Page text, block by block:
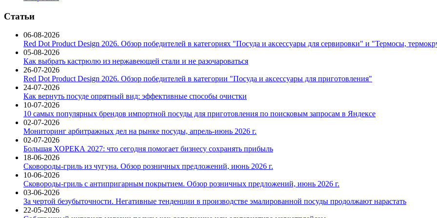
Статьи
06-08-2026
Red Dot Product Design 2026. Обзор победителей в категориях "Посуда и аксессуары для сервировки" и "Термосы,
05-08-2026
Как выбрать кастрюлю из нержавеющей стали и не разочароваться
26-07-2026
Red Dot Product Design 2026. Обзор победителей в категории "Посуда и аксессуары для приготовления"
24-07-2026
Как вернуть посуде опрятный вид: эффективные способы очистки
10-07-2026
10 самых популярных брендов импортной посуды для приготовления по поисковым запросам в Яндексе
02-07-2026
Мониторинг арбитражных дел на рынке посуды, апрель-июнь 2026 г.
02-07-2026
Большая ХОРЕКА 2027: что сегодня помогает бизнесу сохранять прибыль
18-06-2026
Сковороды-гриль из чугуна. Обзор розничных предложений, июнь 2026 г.
10-06-2026
Сковороды-гриль с антипригарным покрытием. Обзор розничных предложений, июнь 2026 г.
03-06-2026
За чертой безубыточности. Негативные тенденции в производстве эмалированной посуды продолжают нарастать
22-05-2026